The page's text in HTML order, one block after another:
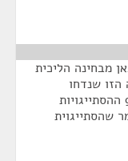
מבחינה הליכית
שנדחו
הרביזיות. זה אומר שההחלטה לקבוע ש-9 ההסתייגויות
שהסתייגוית